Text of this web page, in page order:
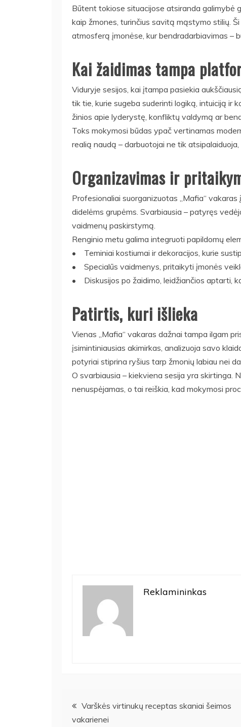
Būtent tokiose situacijose atsiranda galimybė
kaip žmones, turinčius savitą mąstymo stilių.
atmosferą įmonėse, kur bendradarbiavimas –
Kai žaidimas tampa
Viduryje sesijos, kai įtampa pasiekia
tik tie, kurie sugeba suderinti logiką, intuiciją ir
žinios apie lyderystę, konfliktų valdymą ar
Toks mokymosi būdas ypač vertinamas
realią naudą – darbuotojai ne tik
Organizavimas ir
Profesionaliai suorganizuotas „Mafia“
didelėms grupėms. Svarbiausia – patyręs
vaidmenų paskirstymą.
Renginio metu galima integruoti papildomų
• Teminiai kostiumai ir dekoracijos, kurie
• Specialūs vaidmenys, pritaikyti įmonės
• Diskusijos po žaidimo, leidžiančios aptarti,
Patirtis, kuri išlieka
Vienas „Mafia“ vakaras dažnai tampa ilgam
įsimintiniausias akimirkas, analizuoja savo
potyriai stiprina ryšius tarp žmonių labiau nei
O svarbiausia – kiekviena sesija yra skirtinga.
nenuspėjamas, o tai reiškia, kad mokymosi
Reklamininkas
Navigacija
Varškės virtinukų receptas skaniai šeimos
vakarienei